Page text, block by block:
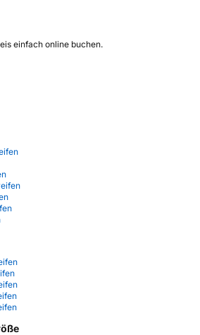
einfach online buchen.